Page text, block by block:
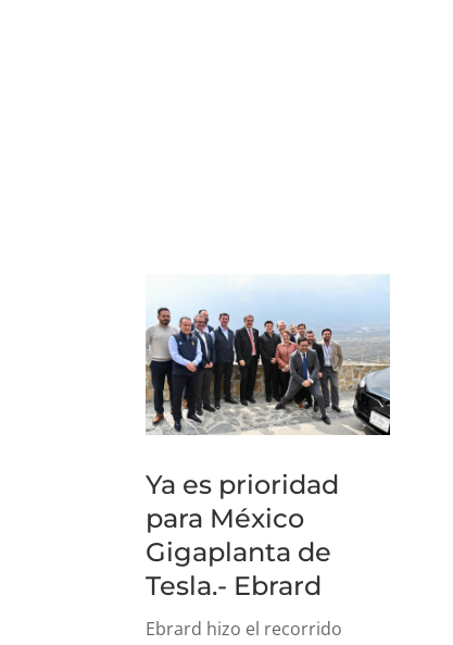
Ya es prioridad
para México
Gigaplanta de
Tesla.- Ebrard
Ebrard hizo el recorrido